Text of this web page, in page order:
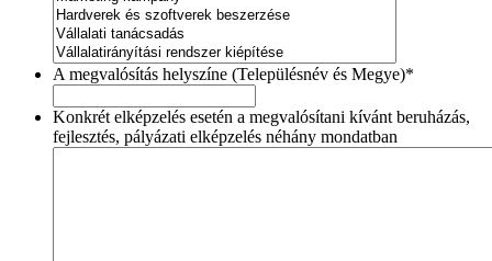
A megvalósítás helyszíne (Településnév és Megye)*
Konkrét elképzelés esetén a megvalósítani kívánt beruházás,
fejlesztés, pályázati elképzelés néhány mondatban